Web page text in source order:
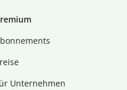
Unternehmen